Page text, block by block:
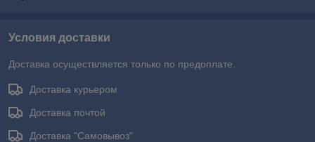
Условия доставки
Доставка осуществляется только по предоплате.
Доставка курьером
Доставка почтой
Доставка "Самовывоз"